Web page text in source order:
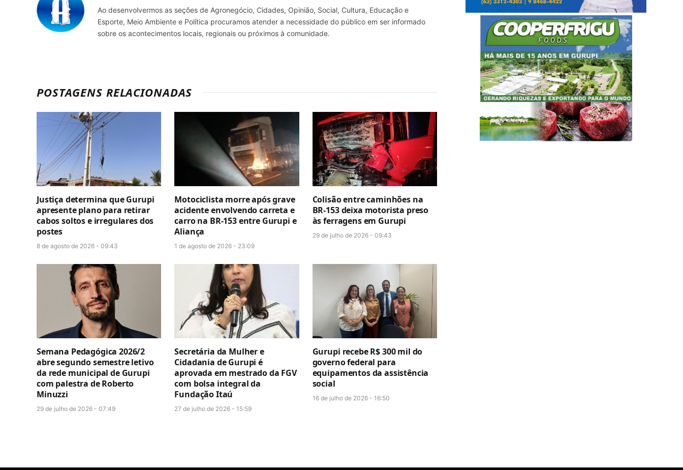
Ao desenvolvermos as seções de Agronegócio, Cidades, Opinião, Social, Cultura, Educação e
Esporte, Meio Ambiente e Política procuramos atender a necessidade do público em ser informado
sobre os acontecimentos locais, regionais ou próximos à comunidade.
POSTAGENS RELACIONADAS
Justiça determina que Gurupi
apresente plano para retirar
cabos soltos e irregulares dos
postes
8 de agosto de 2026 - 09:43
Motociclista morre após grave
acidente envolvendo carreta e
carro na BR-153 entre Gurupi e
Aliança
1 de agosto de 2026 - 23:09
Colisão entre caminhões na
BR-153 deixa motorista preso
às ferragens em Gurupi
29 de julho de 2026 - 09:43
Semana Pedagógica 2026/2
abre segundo semestre letivo
da rede municipal de Gurupi
com palestra de Roberto
Minuzzi
29 de julho de 2026 - 07:49
Secretária da Mulher e
Cidadania de Gurupi é
aprovada em mestrado da FGV
com bolsa integral da
Fundação Itaú
27 de julho de 2026 - 15:59
Gurupi recebe R$ 300 mil do
governo federal para
equipamentos da assistência
social
16 de julho de 2026 - 16:50